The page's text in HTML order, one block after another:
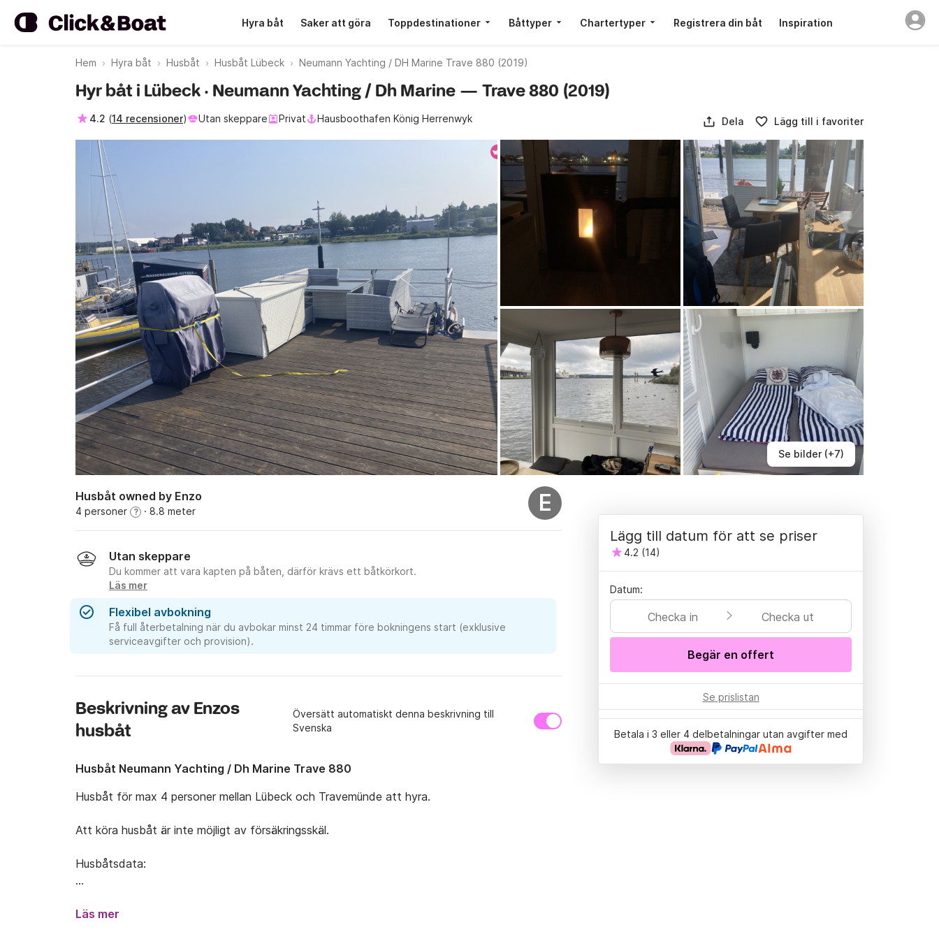
Hyra båt Saker att göra Toppdestinationer Båttyper Chartertyper Registrera din båt Inspiration
Hem Hyra båt Husbåt Husbåt Lübeck Neumann Yachting / DH Marine Trave 880 (2019)
Se bilder (+7)
Hyr båt i Lübeck · Neumann Yachting / Dh Marine — Trave 880 (2019)
4.2 (14 recensioner) Utan skeppare Privat Hausboothafen König Herrenwyk Dela Lägg till i favoriter
Husbåt owned by Enzo
4 personer ? · 8.8 meter E
Utan skeppare
Du kommer att vara kapten på båten, därför krävs ett båtkörkort.
Läs mer
Flexibel avbokning
Få full återbetalning när du avbokar minst 24 timmar före bokningens start (exklusive
serviceavgifter och provision).
Beskrivning av Enzos
husbåt
Översätt automatiskt denna beskrivning till
Svenska
Husbåt Neumann Yachting / Dh Marine Trave 880
Husbåt för max 4 personer mellan Lübeck och Travemünde att hyra.
Att köra husbåt är inte möjligt av försäkringsskäl.
Husbåtsdata:
Takterrass: ca 30 m²
Läs mer
Lägg till datum för att se priser
4.2 (14)
Datum:
Checka in Checka ut
Begär en offert
Se prislistan
Betala i 3 eller 4 delbetalningar utan avgifter med